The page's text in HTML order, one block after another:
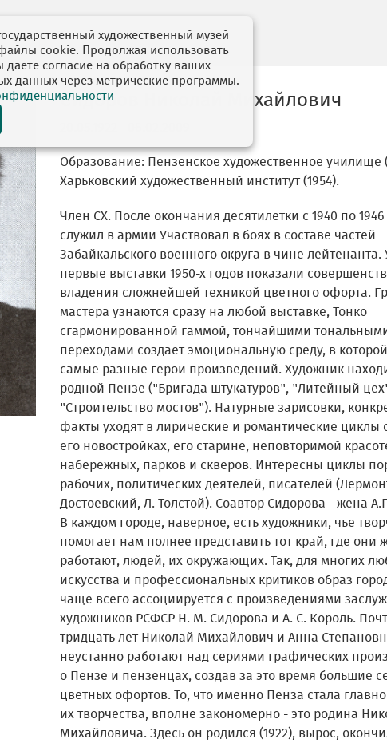
Сидоров Николай Михайлович
Образование: Пензенское художественное училище
Харьковский художественный институт (1954).
Член СХ. После окончания десятилетки с 1940 по 1946
служил в армии Участвовал в боях в составе частей
Забайкальского военного округа в чине лейтенанта.
первые выставки 1950-х годов показали
владения сложнейшей техникой цветного офорта.
мастера узнаются сразу на любой выставке, Тонко
сгармонированной гаммой, тончайшими
переходами создает эмоциональную среду, в
самые разные герои произведений. Художник
родной Пензе ("Бригада штукатуров", "Литейный
"Строительство мостов"). Натурные зарисовки,
факты уходят в лирические и романтические циклы
его новостройках, его старине, неповторимой
набережных, парков и скверов. Интересны циклы
рабочих, политических деятелей, писателей
Достоевский, Л. Толстой). Соавтор Сидорова - жена
В каждом городе, наверное, есть художники, чье
помогает нам полнее представить тот край, где они
работают, людей, их окружающих. Так, для многих
искусства и профессиональных критиков образ
чаще всего ассоциируется с произведениями
художников РСФСР Н. М. Сидорова и А. С. Король.
тридцать лет Николай Михайлович и Анна
неустанно работают над сериями графических
о Пензе и пензенцах, создав за это время большие
цветных офортов. То, что именно Пенза стала
их творчества, вполне закономерно - это родина
Михайловича. Здесь он родился (1922), вырос,
художественный музей
cookie. Продолжая использовать
даёте согласие на обработку ваших
данных через метрические программы.